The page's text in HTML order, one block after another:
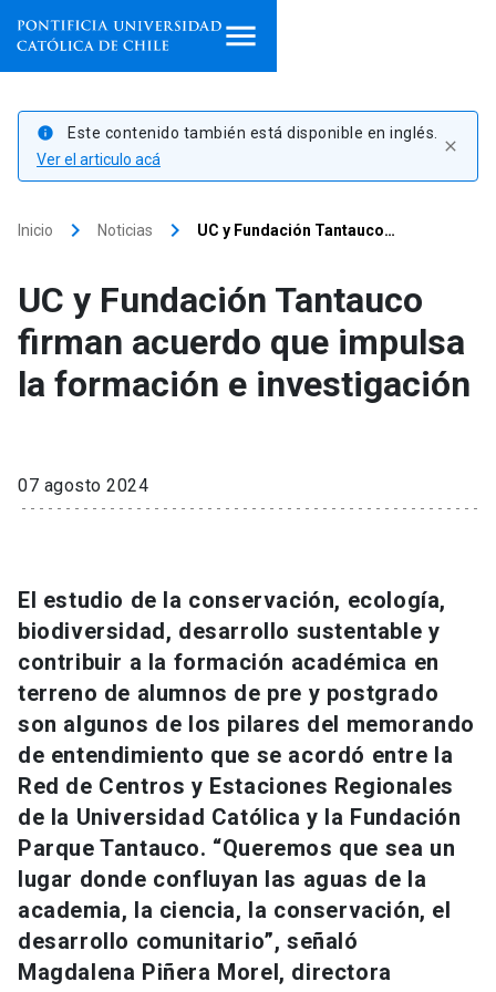
Programas de estudio
institutos
Investigación
Internacionalización launch
Extensión
Universidad
Futuros estudiantes
Estudiantes
Académicos
Personal
Alumni
Padres y familia
Vecinos launch
Go to english site launch
Admisión launch
Correo UC launch
Mi Portal UC launch
Medios Biblioteca launch
Donaciones launch
info
Este contenido también está disponible en inglés.
Ver el articulo acá
close
Inicio keyboard_arrow_right Noticias keyboard_arrow_right UC y Fundación Tantauco…
UC y Fundación Tantauco
firman acuerdo que impulsa
la formación e investigación
07 agosto 2024
El estudio de la conservación, ecología,
biodiversidad, desarrollo sustentable y
contribuir a la formación académica en
terreno de alumnos de pre y postgrado
son algunos de los pilares del memorando
de entendimiento que se acordó entre la
Red de Centros y Estaciones Regionales
de la Universidad Católica y la Fundación
Parque Tantauco. “Queremos que sea un
lugar donde confluyan las aguas de la
academia, la ciencia, la conservación, el
desarrollo comunitario”, señaló
Magdalena Piñera Morel, directora